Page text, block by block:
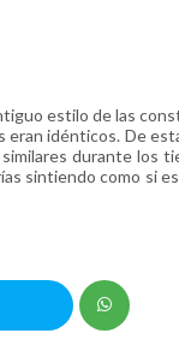
estilo de las
idénticos. De
durante los
sintiendo como si